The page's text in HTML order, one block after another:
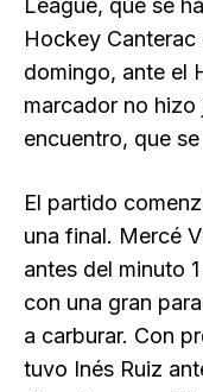
League, que se
Hockey Canterac
domingo, ante el
marcador no hizo
encuentro, que
El partido
una final. Mercé
antes del minuto
con una gran
a carburar. Con
tuvo Inés Ruiz